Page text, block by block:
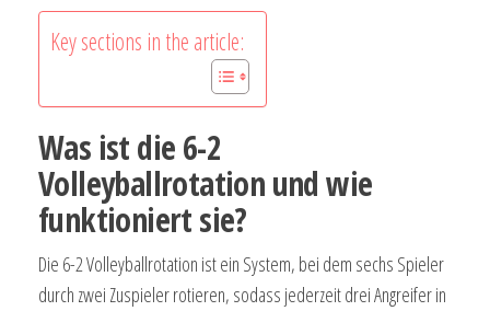
Key sections in the article:
Was ist die 6-2
Volleyballrotation und wie
funktioniert sie?
Die 6-2 Volleyballrotation ist ein System, bei dem sechs Spieler
durch zwei Zuspieler rotieren, sodass jederzeit drei Angreifer in